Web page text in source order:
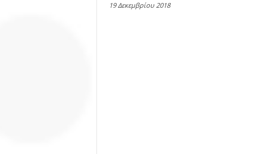
19 Δεκεμβρίου 2018